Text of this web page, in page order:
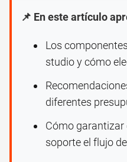
📌 En este artículo
Los
studio y cómo
diferentes
Cómo garantizar
soporte el flujo